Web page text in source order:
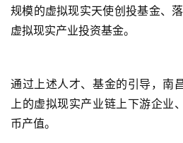
页
游
规模的虚拟现实天使创投基金、
虚拟现实产业投资基金。
通过上述人才、基金的引导，南
上的虚拟现实产业链上下游企业
币产值。